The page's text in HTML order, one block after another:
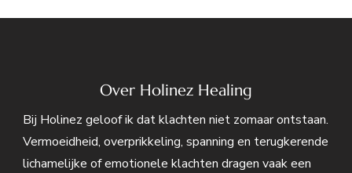
Over Holinez Healing
Bij Holinez geloof ik dat klachten niet zomaar ontstaan.
Vermoeidheid, overprikkeling, spanning en terugkerende
lichamelijke of emotionele klachten dragen vaak een